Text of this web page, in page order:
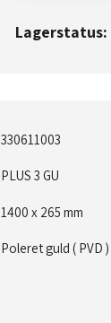
Lagerstatus:
330611003
​PLUS 3 GU
1400 x 265 mm
Poleret guld ( PVD )